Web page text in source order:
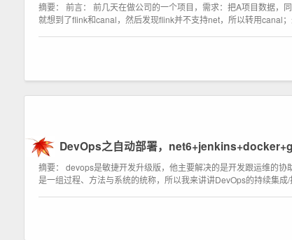
摘要： 前言： 前几天在做公司的一个项目，需求：把A项目数据，
就想到了flink和canal，然后发现flink并不支持net，所以转用canal
DevOps之自动部署，
摘要： devops是敏捷开发升级版，他主要解决的是开发跟运维的
是一组过程、方法与系统的统称，所以我来讲讲DevOps的持续集